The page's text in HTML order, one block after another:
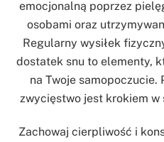
emocjonalną poprzez
osobami oraz
Regularny wysiłek
dostatek snu to elementy,
na Twoje samopoczucie.
zwycięstwo jest krokiem
Zachowaj cierpliwość i